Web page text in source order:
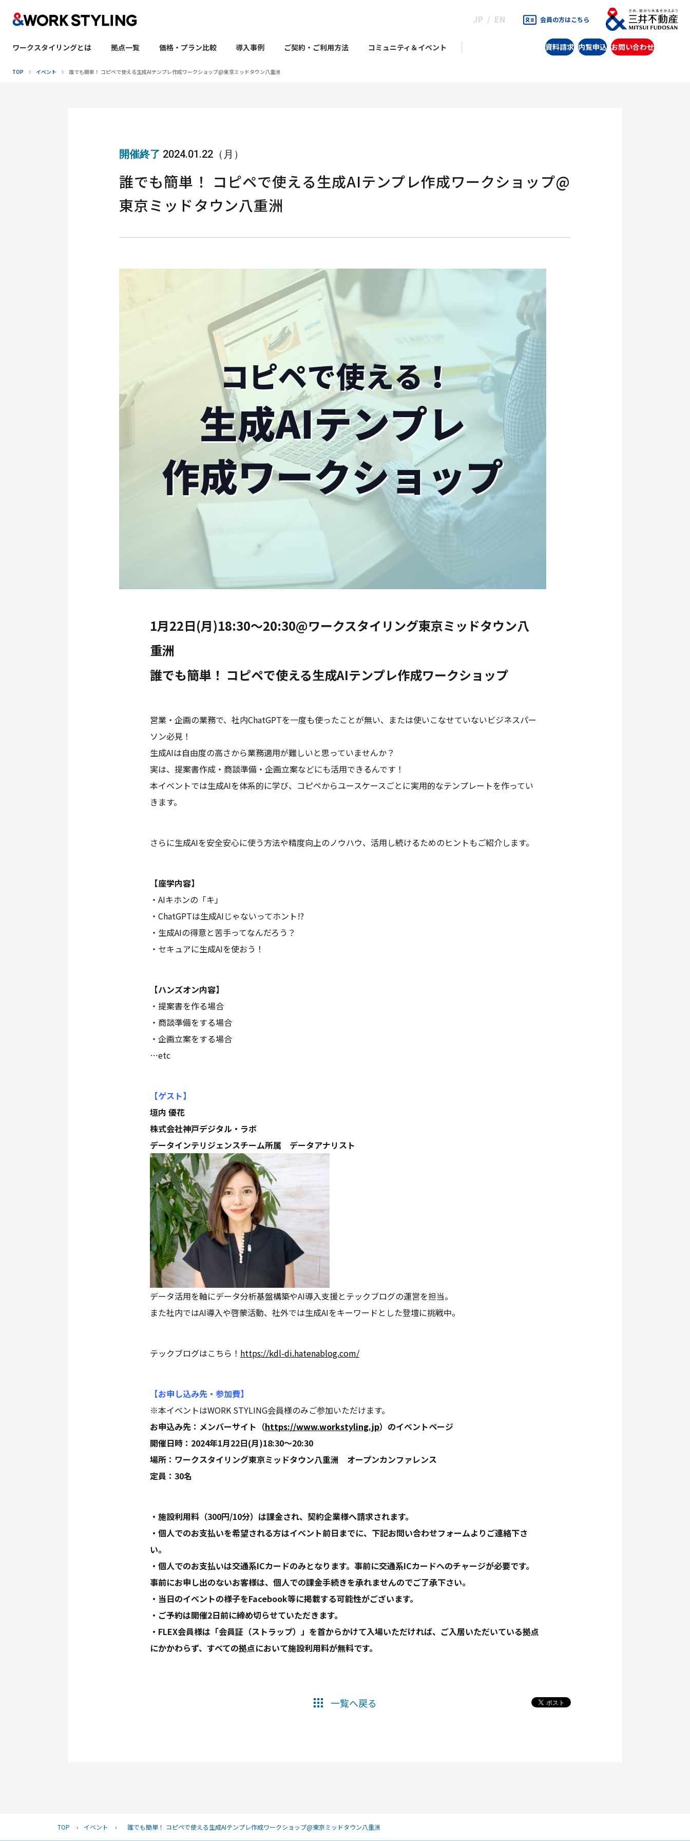
JP EN 会員の方はこちら
ワークスタイリングとは 拠点一覧 価格・プラン比較 導入事例 ご契約・ご利用方法 コミュニティ＆イベント 資料請求 内覧申込 お問い合わせ
TOP イベント 誰でも簡単！ コピペで使える生成AIテンプレ作成ワークショップ@東京ミッドタウン八重洲
開催終了 2024.01.22（月）
誰でも簡単！ コピペで使える生成AIテンプレ作成ワークショップ@
東京ミッドタウン八重洲
1月22日(月)18:30〜20:30@ワークスタイリング東京ミッドタウン八
重洲
誰でも簡単！ コピペで使える生成AIテンプレ作成ワークショップ
営業・企画の業務で、社内ChatGPTを一度も使ったことが無い、または使いこなせていないビジネスパー
ソン必見！
生成AIは自由度の高さから業務適用が難しいと思っていませんか？
実は、提案書作成・商談準備・企画立案などにも活用できるんです！
本イベントでは生成AIを体系的に学び、コピペからユースケースごとに実用的なテンプレートを作ってい
きます。
さらに生成AIを安全安心に使う方法や精度向上のノウハウ、活用し続けるためのヒントもご紹介します。
【座学内容】
・AIキホンの「キ」
・ChatGPTは生成AIじゃないってホント!?
・生成AIの得意と苦手ってなんだろう？
・セキュアに生成AIを使おう！
【ハンズオン内容】
・提案書を作る場合
・商談準備をする場合
・企画立案をする場合
…etc
【ゲスト】
垣内 優花
株式会社神戸デジタル・ラボ
データインテリジェンスチーム所属 データアナリスト
データ活用を軸にデータ分析基盤構築やAI導入支援とテックブログの運営を担当。
また社内ではAI導入や啓蒙活動、社外では生成AIをキーワードとした登壇に挑戦中。
テックブログはこちら！ https://kdl-di.hatenablog.com/
【お申し込み先・参加費】
※本イベントはWORK STYLING会員様のみご参加いただけます。
お申込み先：メンバーサイト（https://www.workstyling.jp）のイベントページ
開催日時：2024年1月22日(月)18:30〜20:30
場所：ワークスタイリング東京ミッドタウン八重洲 オープンカンファレンス
定員：30名
・施設利用料（300円/10分）は課金され、契約企業様へ請求されます。
・個人でのお支払いを希望される方はイベント前日までに、下記お問い合わせフォームよりご連絡下さ
い。
・個人でのお支払いは交通系ICカードのみとなります。事前に交通系ICカードへのチャージが必要です。
事前にお申し出のないお客様は、個人での課金手続きを承れませんのでご了承下さい。
・当日のイベントの様子をFacebook等に掲載する可能性がございます。
・ご予約は開催2日前に締め切らせていただきます。
・FLEX会員様は「会員証（ストラップ）」を首からかけて入場いただければ、ご入居いただいている拠点
にかかわらず、すべての拠点において施設利用料が無料です。
一覧へ戻る
TOP › イベント › 誰でも簡単！ コピペで使える生成AIテンプレ作成ワークショップ@東京ミッドタウン八重洲